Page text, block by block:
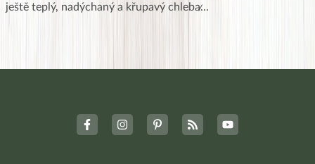
ještě teplý, nadýchaný a křupavý chleba̷...